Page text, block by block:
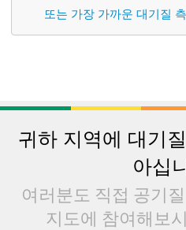
또는 가장 가까운 대기질
귀하 지역에 대기
아십
여러분도 직접 공기
지도에 참여해보